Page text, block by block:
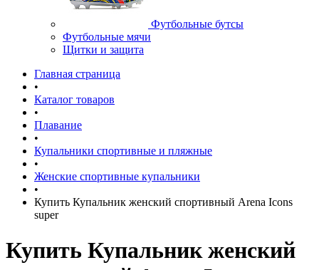
Футбольные бутсы
Футбольные мячи
Щитки и защита
Главная страница
•
Каталог товаров
•
Плавание
•
Купальники спортивные и пляжные
•
Женские спортивные купальники
•
Купить Купальник женский спортивный Arena Icons
super
Купить Купальник женский